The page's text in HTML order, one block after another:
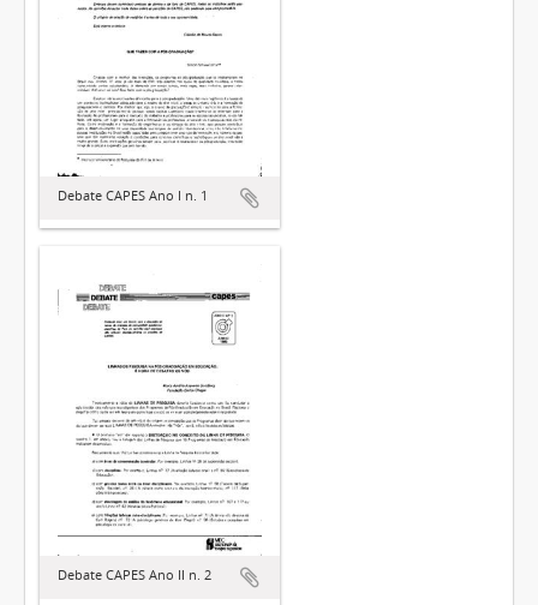
Debate CAPES Ano I n. 1
Debate CAPES Ano II n. 2